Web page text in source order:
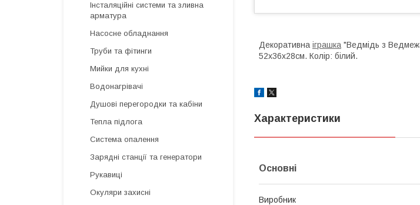
Декоративна іграшка "Ведмідь з
52х36х28см. Колір: білий.
Характеристики
Основні
Виробник
Інсталяційні системи та зливна
арматура
Насосне обладнання
Труби та фітинги
Мийки для кухні
Водонагрівачі
Душові перегородки та кабіни
Тепла підлога
Система опалення
Зарядні станції та генератори
Рукавиці
Окуляри захисні